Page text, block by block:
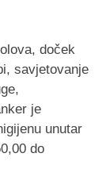
doček
savjetovanje
je
unutar
do